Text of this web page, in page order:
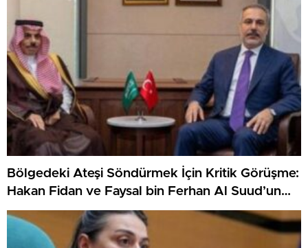
Bölgedeki Ateşi Söndürmek İçin Kritik Görüşme:
Hakan Fidan ve Faysal bin Ferhan Al Suud’un
Telefonu